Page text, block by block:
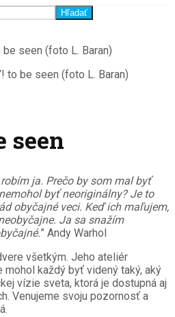
Hľadať
to be seen (foto L. Baran)
seen
ja. Prečo by som mal byť
byť neoriginálny? Je to
obyčajné veci. Keď ich maľujem,
Ja sa snažím
” Andy Warhol
všetkým. Jeho ateliér
mohol každý byť videný taký, aký
vízie sveta, ktorá je dostupná aj
Venujeme svoju pozornosť a